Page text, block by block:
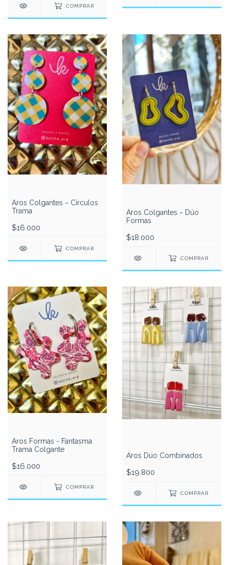
COMPRAR
Aros Colgantes ~ Círculos
Trama
$16.000
COMPRAR
Aros Colgantes ~ Dúo
Formas
$18.000
COMPRAR
Aros Formas - Fantasma
Trama Colgante
$16.000
COMPRAR
Aros Dúo Combinados
$19.800
COMPRAR